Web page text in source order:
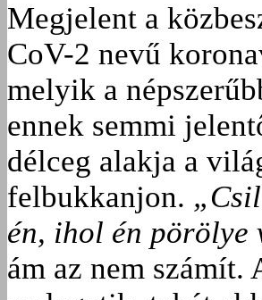
Megjelent a
CoV-2 nevű
melyik a
ennek semmi
délceg alakja a
felbukkanjon.
én, ihol én pörölye
ám az nem